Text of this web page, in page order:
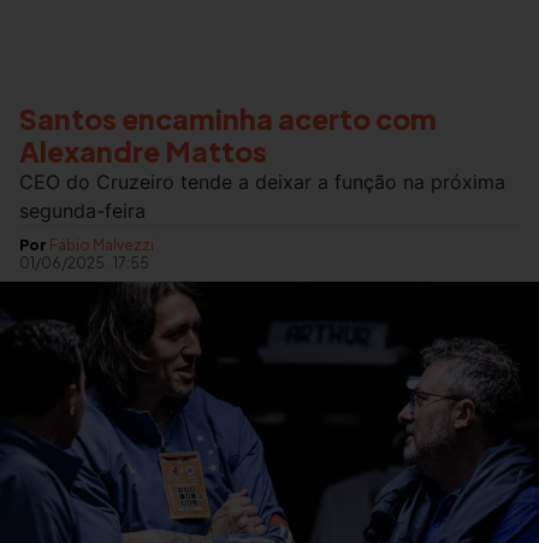
Santos encaminha acerto com
Alexandre Mattos
CEO do Cruzeiro tende a deixar a função na próxima
segunda-feira
Por Fábio Malvezzi
01/06/2025 · 17:55